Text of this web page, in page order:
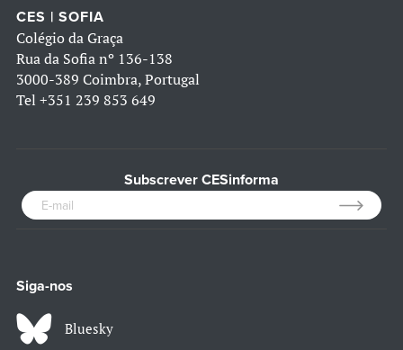
CES | SOFIA
Colégio da Graça
Rua da Sofia nº 136-138
3000-389 Coimbra, Portugal
Tel +351 239 853 649
Subscrever CESinforma
Siga-nos
Bluesky